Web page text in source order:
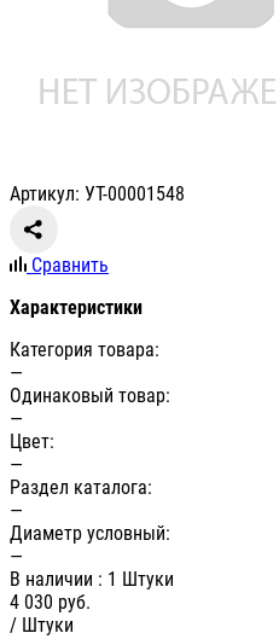
Артикул: УТ-00001548
Сравнить
Характеристики
Категория товара:
—
Одинаковый товар:
—
Цвет:
—
Раздел каталога:
—
Диаметр условный:
—
В наличии : 1 Штуки
4 030 руб.
/ Штуки